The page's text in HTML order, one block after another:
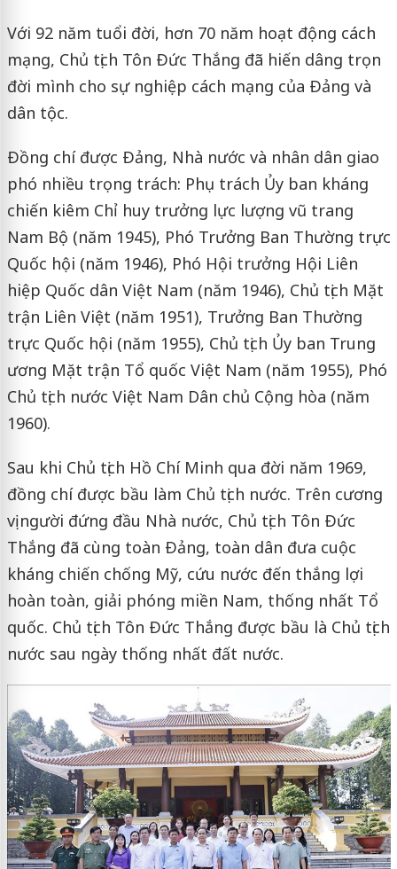
Với 92 năm tuổi đời, hơn 70 năm hoạt động cách
mạng, Chủ tịch Tôn Ðức Thắng đã hiến dâng trọn
đời mình cho sự nghiệp cách mạng của Ðảng và
dân tộc.
Ðồng chí được Ðảng, Nhà nước và nhân dân giao
phó nhiều trọng trách: Phụ trách Ủy ban kháng
chiến kiêm Chỉ huy trưởng lực lượng vũ trang
Nam Bộ (năm 1945), Phó Trưởng Ban Thường trực
Quốc hội (năm 1946), Phó Hội trưởng Hội Liên
hiệp Quốc dân Việt Nam (năm 1946), Chủ tịch Mặt
trận Liên Việt (năm 1951), Trưởng Ban Thường
trực Quốc hội (năm 1955), Chủ tịch Ủy ban Trung
ương Mặt trận Tổ quốc Việt Nam (năm 1955), Phó
Chủ tịch nước Việt Nam Dân chủ Cộng hòa (năm
1960).
Sau khi Chủ tịch Hồ Chí Minh qua đời năm 1969,
đồng chí được bầu làm Chủ tịch nước. Trên cương
vị người đứng đầu Nhà nước, Chủ tịch Tôn Ðức
Thắng đã cùng toàn Ðảng, toàn dân đưa cuộc
kháng chiến chống Mỹ, cứu nước đến thắng lợi
hoàn toàn, giải phóng miền Nam, thống nhất Tổ
quốc. Chủ tịch Tôn Ðức Thắng được bầu là Chủ tịch
nước sau ngày thống nhất đất nước.